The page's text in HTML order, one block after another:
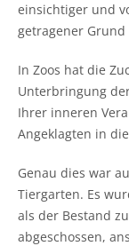
einsichtiger und
getragener
In Zoos hat die
Unterbringung
Ihrer inneren
Angeklagten in
Genau dies war
Tiergarten. Es
als der Bestand
abgeschossen,